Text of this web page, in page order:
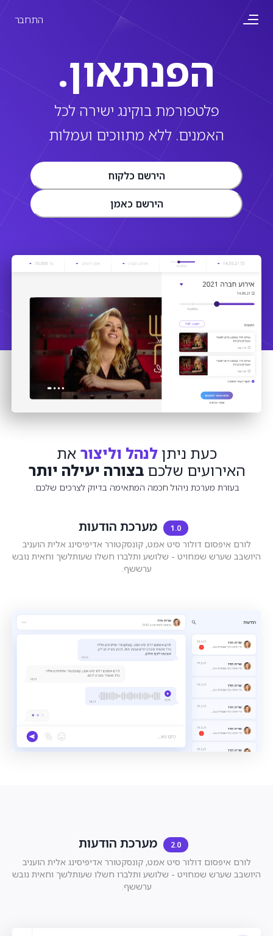
התחבר
הפנתאון.
פלטפורמת בוקינג ישירה לכל
האמנים. ללא מתווכים ועמלות
הירשם כלקוח
הירשם כאמן
כעת ניתןלנהל וליצור את
האירועים שלכםבצורה יעילה יותר
בעזרת מערכת ניהול חכמה המתאימה בדיוק לצרכים שלכם.
1.0 מערכת הודעות
לורם איפסום דולור סיט אמט, קונסקטורר אדיפיסינג אלית הועניב
היושבב שערש שמחויט - שלושע ותלברו חשלו שעותלשך וחאית נובש
ערששף.
2.0 מערכת הודעות
לורם איפסום דולור סיט אמט, קונסקטורר אדיפיסינג אלית הועניב
היושבב שערש שמחויט - שלושע ותלברו חשלו שעותלשך וחאית נובש
ערששף.